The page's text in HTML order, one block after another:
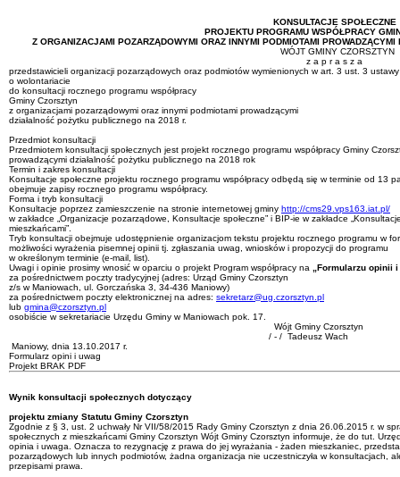
KONSULTACJE SPOŁECZNE
PROJEKTU PROGRAMU WSPÓŁPRACY
Z ORGANIZACJAMI POZARZĄDOWYMI ORAZ INNYMI PODMIOTAMI
WÓJT GMINY CZORSZTYN
z a p r a s z a
przedstawicieli organizacji pozarządowych oraz podmiotów wymienionych w art. 3 ust. 3
o wolontariacie
do konsultacji rocznego programu współpracy
Gminy Czorsztyn
z organizacjami pozarządowymi oraz innymi podmiotami prowadzącymi
działalność pożytku publicznego na 2018 r.
Przedmiot konsultacji
Przedmiotem konsultacji społecznych jest projekt rocznego programu współpracy Gminy
prowadzącymi działalność pożytku publicznego na 2018 rok
Termin i zakres konsultacji
Konsultacje społeczne projektu rocznego programu współpracy odbędą się w terminie od 13
obejmuje zapisy rocznego programu współpracy.
Forma i tryb konsultacji
Konsultacje poprzez zamieszczenie na stronie internetowej gminy http://cms29.vps163.iat.pl/
w zakładce „Organizacje pozarządowe, Konsultacje społeczne” i BIP-ie w zakładce
mieszkańcami”.
Tryb konsultacji obejmuje udostępnienie organizacjom tekstu projektu rocznego programu w
możliwości wyrażenia pisemnej opinii tj. zgłaszania uwag, wniosków i propozycji do programu
w określonym terminie (e-mail, list).
Uwagi i opinie prosimy wnosić w oparciu o projekt Program współpracy na
„Formularzu opinii
za pośrednictwem poczty tradycyjnej (adres: Urząd Gminy Czorsztyn
z/s w Maniowach, ul. Gorczańska 3, 34-436 Maniowy)
za pośrednictwem poczty elektronicznej na adres: sekretarz@ug.czorsztyn.pl
lub gmina@czorsztyn.pl
osobiście w sekretariacie Urzędu Gminy w Maniowach pok. 17.
Wójt Gminy Czorsztyn
/ - / Tadeusz Wach
Maniowy, dnia 13.10.2017 r.
Formularz opini i uwag
Projekt BRAK PDF
Wynik konsultacji społecznych dotyczący
projektu zmiany Statutu Gminy Czorsztyn
Zgodnie z § 3, ust. 2 uchwały Nr VII/58/2015 Rady Gminy Czorsztyn z dnia 26.06.2015 r. w
społecznych z mieszkańcami Gminy Czorsztyn Wójt Gminy Czorsztyn informuje, że do tut.
opinia i uwaga. Oznacza to rezygnację z prawa do jej wyrażania - żaden mieszkaniec,
pozarządowych lub innych podmiotów, żadna organizacja nie uczestniczyła w konsultacjach,
przepisami prawa.